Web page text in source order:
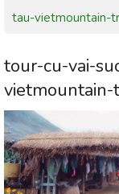
tau-vietmountain-
tour-cu-vai-